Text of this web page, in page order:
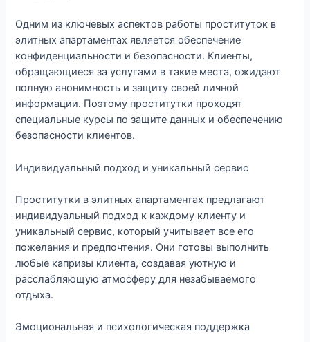
Одним из ключевых аспектов работы проституток в
элитных апартаментах является обеспечение
конфиденциальности и безопасности. Клиенты,
обращающиеся за услугами в такие места, ожидают
полную анонимность и защиту своей личной
информации. Поэтому проститутки проходят
специальные курсы по защите данных и обеспечению
безопасности клиентов.
Индивидуальный подход и уникальный сервис
Проститутки в элитных апартаментах предлагают
индивидуальный подход к каждому клиенту и
уникальный сервис, который учитывает все его
пожелания и предпочтения. Они готовы выполнить
любые капризы клиента, создавая уютную и
расслабляющую атмосферу для незабываемого
отдыха.
Эмоциональная и психологическая поддержка